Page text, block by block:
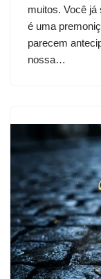
muitos. Você
é uma
parecem
nossa…